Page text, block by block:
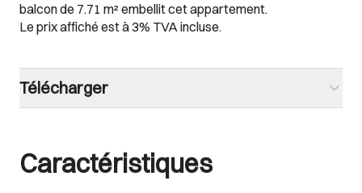
balcon de 7.71 m² embellit cet appartement.
Le prix affiché est à 3% TVA incluse.
Télécharger
Caractéristiques